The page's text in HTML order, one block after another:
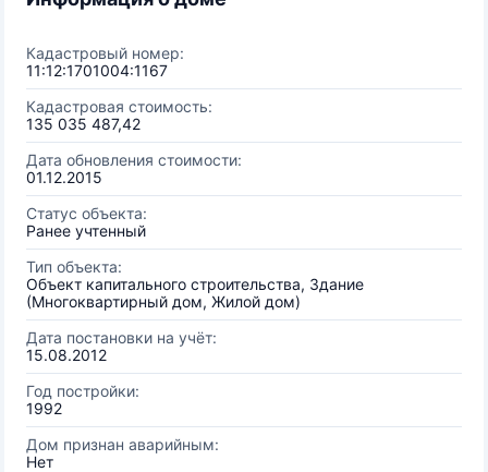
Кадастровый номер:
11:12:1701004:1167
Кадастровая стоимость:
135 035 487,42
Дата обновления стоимости:
01.12.2015
Статус объекта:
Ранее учтенный
Тип объекта:
Объект капитального строительства, Здание
(Многоквартирный дом, Жилой дом)
Дата постановки на учёт:
15.08.2012
Год постройки:
1992
Дом признан аварийным:
Нет